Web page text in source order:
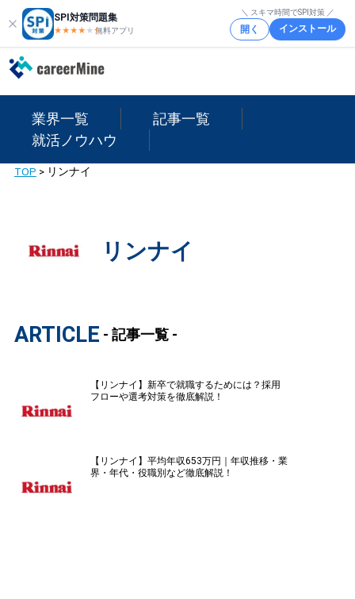
SPI対策問題集
★★★★ ★★
無料アプリ
＼ スキマ時間でSPI対策 ／
開く インストール
業界一覧
記事一覧
就活ノウハウ
TOP > リンナイ
リンナイ
ARTICLE - 記事一覧 -
【リンナイ】新卒で就職するためには？採用
フローや選考対策を徹底解説！
【リンナイ】平均年収653万円｜年収推移・業
界・年代・役職別など徹底解説！